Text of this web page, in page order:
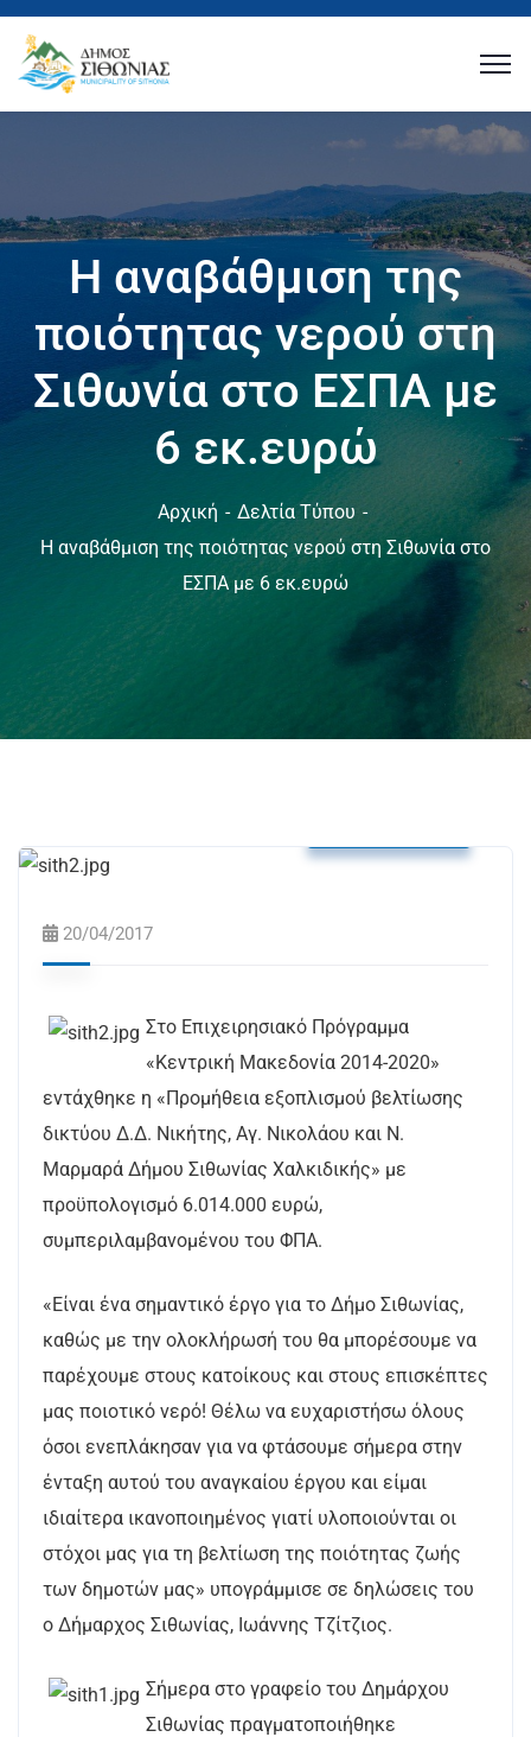
Η αναβάθμιση της
ποιότητας νερού στη
Σιθωνία στο ΕΣΠΑ με
6 εκ.ευρώ
Αρχική
Δελτία Τύπου
Η αναβάθμιση της ποιότητας νερού στη Σιθωνία στο
ΕΣΠΑ με 6 εκ.ευρώ
20/04/2017
Στο Επιχειρησιακό Πρόγραμμα
«Κεντρική Μακεδονία 2014-2020»
εντάχθηκε η «Προμήθεια εξοπλισμού βελτίωσης
δικτύου Δ.Δ. Νικήτης, Αγ. Νικολάου και Ν.
Μαρμαρά Δήμου Σιθωνίας Χαλκιδικής» με
προϋπολογισμό 6.014.000 ευρώ,
συμπεριλαμβανομένου του ΦΠΑ.
«Είναι ένα σημαντικό έργο για το Δήμο Σιθωνίας,
καθώς με την ολοκλήρωσή του θα μπορέσουμε να
παρέχουμε στους κατοίκους και στους επισκέπτες
μας ποιοτικό νερό! Θέλω να ευχαριστήσω όλους
όσοι ενεπλάκησαν για να φτάσουμε σήμερα στην
ένταξη αυτού του αναγκαίου έργου και είμαι
ιδιαίτερα ικανοποιημένος γιατί υλοποιούνται οι
στόχοι μας για τη βελτίωση της ποιότητας ζωής
των δημοτών μας» υπογράμμισε σε δηλώσεις του
ο Δήμαρχος Σιθωνίας, Ιωάννης Τζίτζιος.
Σήμερα στο γραφείο του Δημάρχου
Σιθωνίας πραγματοποιήθηκε